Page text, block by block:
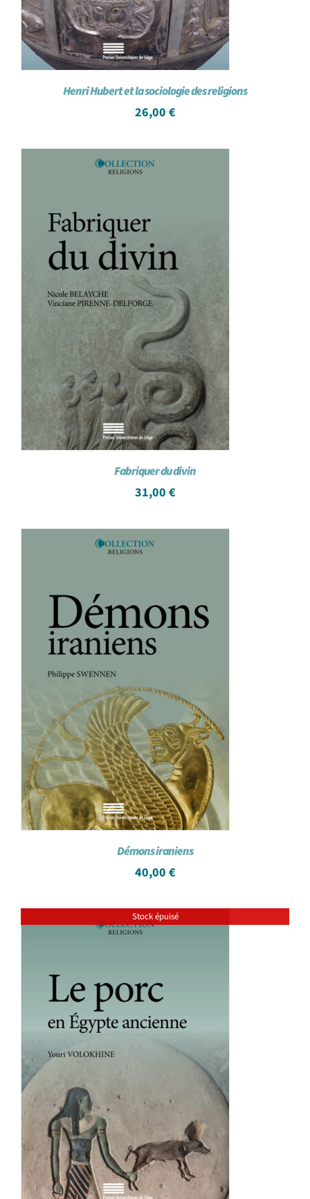
Henri Hubert et la sociologie des religions
26,00 €
Fabriquer du divin
31,00 €
Démons iraniens
40,00 €
Stock épuisé